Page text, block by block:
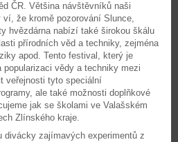
ČR. Většina návštěvníků naši
ví, že kromě pozorování Slunce,
hvězdárna nabízí také širokou škálu
přírodních věd a techniky, zejména
apod. Tento festival, který je
popularizaci vědy a techniky mezi
veřejnosti tyto speciální
ale také možnosti doplňkové
jak se školami ve Valašském
Zlínského kraje.
divácky zajímavých experimentů z